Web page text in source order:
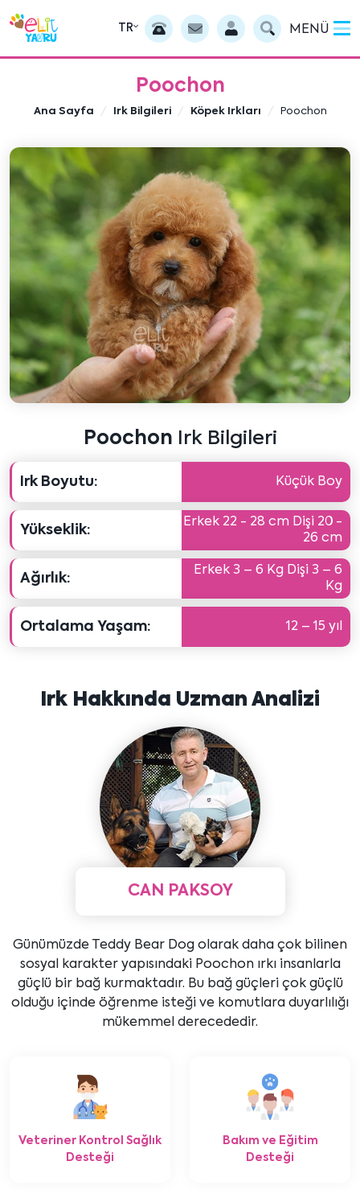
TR MENÜ
Poochon
Ana Sayfa Irk Bilgileri Köpek Irkları Poochon
Poochon Irk Bilgileri
Irk Boyutu: Küçük Boy
Yükseklik:
Erkek 22 - 28 cm Dişi 20 -
26 cm
Ağırlık:
Erkek 3 – 6 Kg Dişi 3 – 6
Kg
Ortalama Yaşam: 12 – 15 yıl
Irk Hakkında Uzman Analizi
CAN PAKSOY
Günümüzde Teddy Bear Dog olarak daha çok bilinen
sosyal karakter yapısındaki Poochon ırkı insanlarla
güçlü bir bağ kurmaktadır. Bu bağ güçleri çok güçlü
olduğu içinde öğrenme isteği ve komutlara duyarlılığı
mükemmel derecededir.
Veteriner Kontrol Sağlık
Desteği
Bakım ve Eğitim
Desteği